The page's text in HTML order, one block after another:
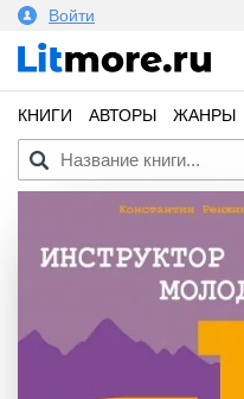
Войти
КНИГИ АВТОРЫ ЖАНРЫ